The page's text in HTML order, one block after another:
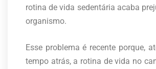
rotina de vida sedentária acaba
organismo.
Esse problema é recente porque,
tempo atrás, a rotina de vida no